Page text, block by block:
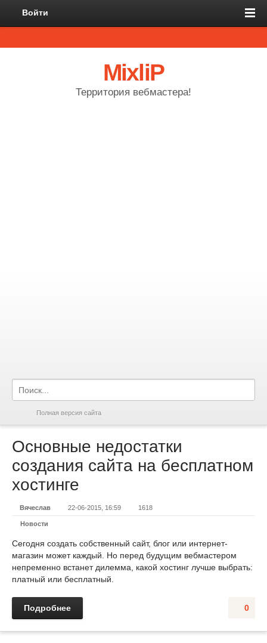
Войти
MixliP
Территория вебмастера!
Полная версия сайта
Основные недостатки
создания сайта на бесплатном
хостинге
Вячеслав 22-06-2015, 16:59 1618
Новости
Сегодня создать собственный сайт, блог или интернет-
магазин может каждый. Но перед будущим вебмастером
непременно встанет дилемма, какой хостинг лучше выбрать:
платный или бесплатный.
0
Подробнее